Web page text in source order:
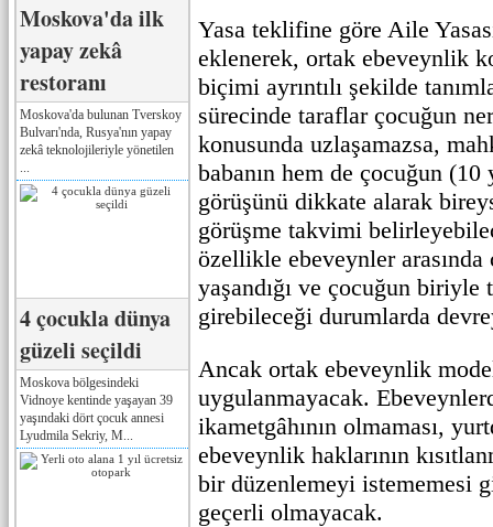
Moskova'da ilk
yapay zekâ
restoranı
Moskova'da bulunan Tverskoy
Bulvarı'nda, Rusya'nın yapay
zekâ teknolojileriyle yönetilen
4 çocukla dünya
güzeli seçildi
Moskova bölgesindeki
Vidnoye kentinde yaşayan 39
yaşındaki dört çocuk annesi
Lyudmila Sekriy, M...
Yasa teklifine göre Aile
eklenerek, ortak ebeveynlik
biçimi ayrıntılı şekilde
sürecinde taraflar çocuğun
konusunda uzlaşamazsa,
babanın hem de çocuğun (10
görüşünü dikkate alarak
görüşme takvimi
özellikle ebeveynler arasında
yaşandığı ve çocuğun biriyle
girebileceği durumlarda
Ancak ortak ebeveynlik
uygulanmayacak.
ikametgâhının olmaması,
ebeveynlik haklarının
bir düzenlemeyi istememesi
geçerli olmayacak.